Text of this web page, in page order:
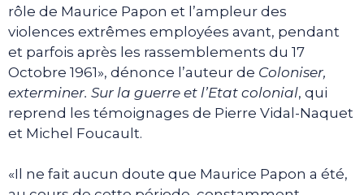
rôle de Maurice Papon et l’ampleur des
violences extrêmes employées avant, pendant
et parfois après les rassemblements du 17
Octobre 1961», dénonce l’auteur de Coloniser,
exterminer. Sur la guerre et l’Etat colonial, qui
reprend les témoignages de Pierre Vidal-Naquet
et Michel Foucault.
«Il ne fait aucun doute que Maurice Papon a été,